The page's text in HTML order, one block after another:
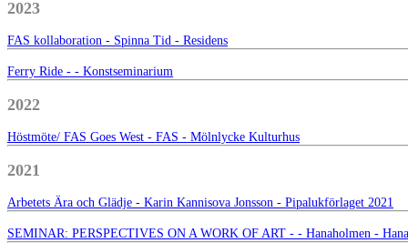
2023
FAS kollaboration - Spinna Tid - Residens
Ferry Ride - - Konstseminarium
2022
Höstmöte/ FAS Goes West - FAS - Mölnlycke Kulturhus
2021
Arbetets Ära och Glädje - Karin Kannisova Jonsson - Pipalukförlaget 2021
SEMINAR: PERSPECTIVES ON A WORK OF ART - - Hanaholmen -